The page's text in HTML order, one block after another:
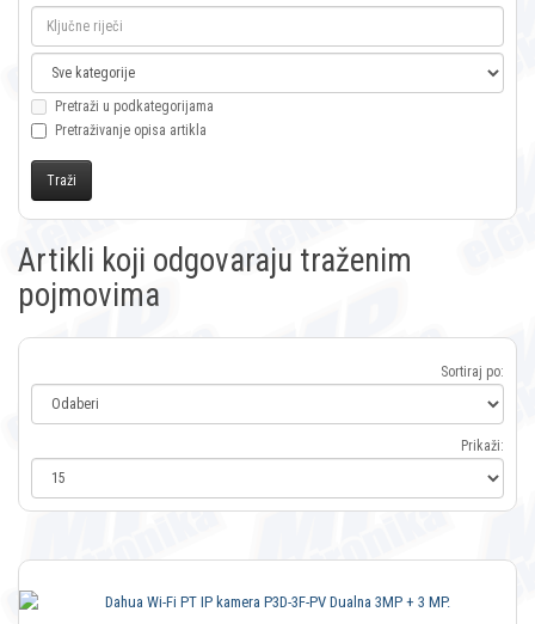
Pretraži u podkategorijama
Pretraživanje opisa artikla
Artikli koji odgovaraju traženim
pojmovima
Sortiraj po:
Prikaži: